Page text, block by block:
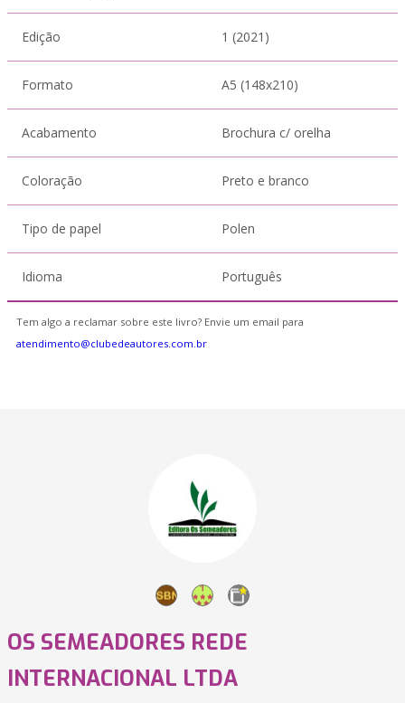
Edição 1 (2021)
Formato A5 (148x210)
Acabamento Brochura c/ orelha
Coloração Preto e branco
Tipo de papel Polen
Idioma Português
Tem algo a reclamar sobre este livro? Envie um email para
atendimento@clubedeautores.com.br
OS SEMEADORES REDE
INTERNACIONAL LTDA